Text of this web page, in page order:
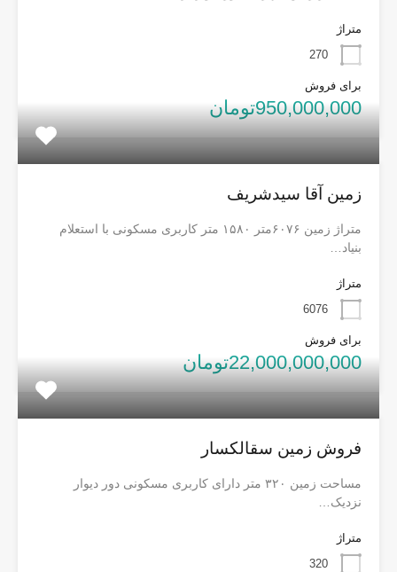
متراژ
270
برای فروش
950,000,000تومان
زمین آقا سیدشریف
متراژ زمین ۶۰۷۶متر ۱۵۸۰ متر کاربری مسکونی با استعلام
بنیاد…
متراژ
6076
برای فروش
22,000,000,000تومان
فروش زمین سقالکسار
مساحت زمین ۳۲۰ متر دارای کاربری مسکونی دور دیوار
نزدیک…
متراژ
320